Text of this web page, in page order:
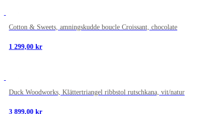
Cotton & Sweets, amningskudde boucle Croissant, chocolate
1 299,00 kr
Duck Woodworks, Klättertriangel ribbstol rutschkana, vit/natur
3 899,00 kr